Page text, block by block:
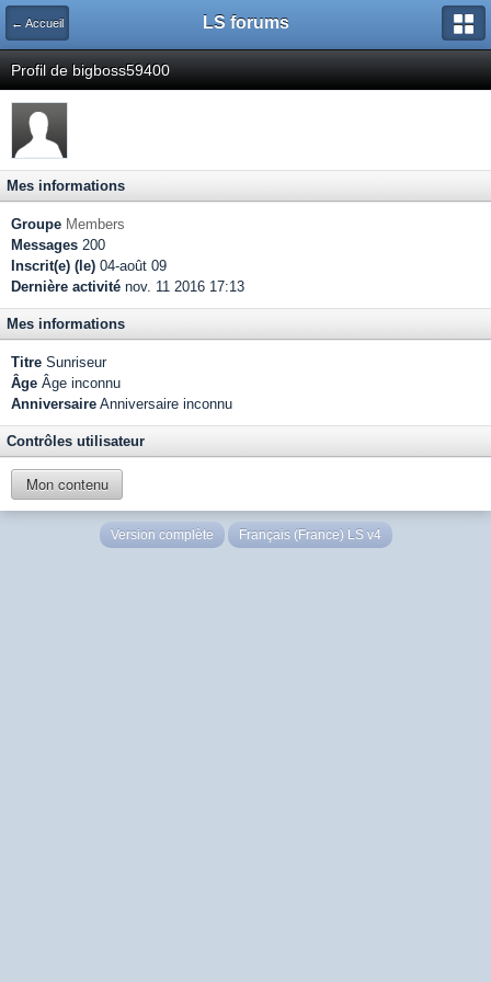
← Accueil LS forums
Profil de bigboss59400
Mes informations
Groupe Members
Messages 200
Inscrit(e) (le) 04-août 09
Dernière activité nov. 11 2016 17:13
Mes informations
Titre Sunriseur
Âge Âge inconnu
Anniversaire Anniversaire inconnu
Contrôles utilisateur
Mon contenu
Version complète Français (France) LS v4